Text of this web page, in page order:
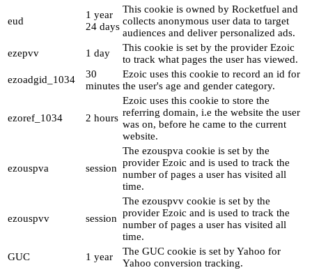
eud
1 year
24 days
This cookie is owned by Rocketfuel and
collects anonymous user data to target
audiences and deliver personalized ads.
ezepvv
1 day
This cookie is set by the provider Ezoic
to track what pages the user has viewed.
ezoadgid_1034
30
minutes
Ezoic uses this cookie to record an id for
the user's age and gender category.
ezoref_1034 2 hours
Ezoic uses this cookie to store the
referring domain, i.e the website the user
was on, before he came to the current
website.
ezouspva session
The ezouspva cookie is set by the
provider Ezoic and is used to track the
number of pages a user has visited all
time.
ezouspvv session
The ezouspvv cookie is set by the
provider Ezoic and is used to track the
number of pages a user has visited all
time.
GUC
1 year
The GUC cookie is set by Yahoo for
Yahoo conversion tracking.